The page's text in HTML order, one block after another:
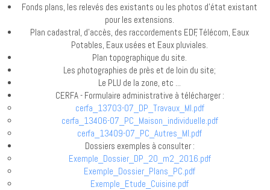
Fonds plans, les relevés des existants ou les photos d'état existant
pour les extensions.
Plan cadastral, d'accès, des raccordements EDF, Télécom, Eaux
Potables, Eaux usées et Eaux pluviales.
Plan topographique du site.
Les photographies de près et de loin du site;
Le PLU de la zone, etc ...
CERFA - Formulaire administrative à télécharger :
cerfa_13703-07_DP_Travaux_MI.pdf
cerfa_13406-07_PC_Maison_individuelle.pdf
cerfa_13409-07_PC_Autres_MI.pdf
Dossiers exemples à consulter :
Exemple_Dossier_DP_20_m2_2016.pdf
Exemple_Dossier_Plans_PC.pdf
Exemple_Etude_Cuisine.pdf